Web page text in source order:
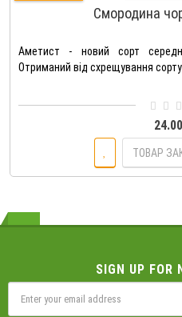
Смородина
Аметист - новий сорт
Отриманий від схрещування
ТОВАР
SIGN UP FOR